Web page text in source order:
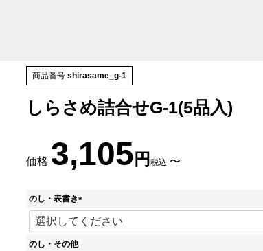
商品番号 shirasame_g-1
しらさめ詰合せG-1(5品入)
価格 3,105 税込 〜
のし・表書き
(
必
のし・その他